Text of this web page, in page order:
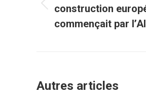
Article
précédent
construction
commençait par
Autres articles